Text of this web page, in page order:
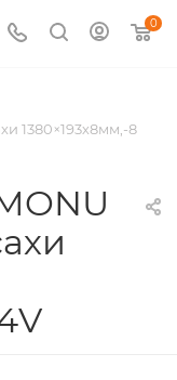
0
1380×193х8мм,-8